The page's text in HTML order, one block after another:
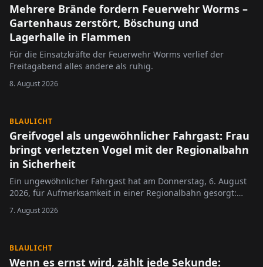
Mehrere Brände fordern Feuerwehr Worms –
Gartenhaus zerstört, Böschung und
Lagerhalle in Flammen
Für die Einsatzkräfte der Feuerwehr Worms verlief der
Freitagabend alles andere als ruhig.
8. August 2026
BLAULICHT
Greifvogel als ungewöhnlicher Fahrgast: Frau
bringt verletzten Vogel mit der Regionalbahn
in Sicherheit
Ein ungewöhnlicher Fahrgast hat am Donnerstag, 6. August
2026, für Aufmerksamkeit in einer Regionalbahn gesorgt:
sie das Tier am Vormittag mutmaßlich flugunfähig auf einem
7. August 2026
BLAULICHT
Wenn es ernst wird, zählt jede Sekunde: